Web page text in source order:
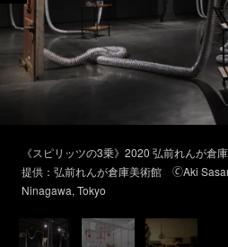
《スピリッツの3乗》2020 弘前れんが倉
提供：弘前れんが倉庫美術館 🄫Aki
Ninagawa, Tokyo